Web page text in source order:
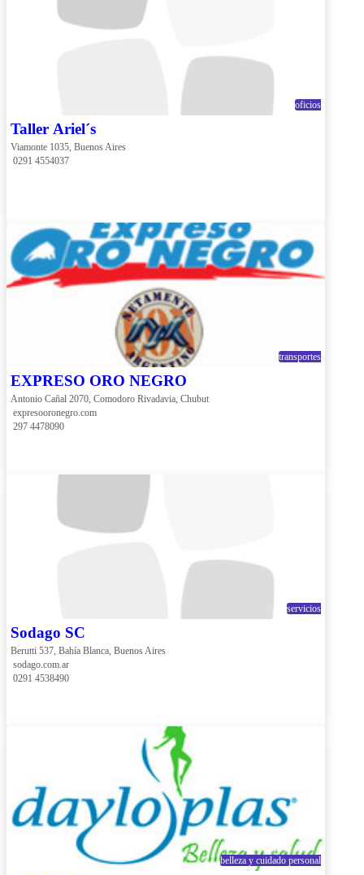
oficios
Taller Ariel´s
Viamonte 1035, Buenos Aires
0291 4554037
transportes
EXPRESO ORO NEGRO
Antonio Cañal 2070, Comodoro Rivadavia, Chubut
expresooronegro.com
297 4478090
servicios
Sodago SC
Berutti 537, Bahía Blanca, Buenos Aires
sodago.com.ar
0291 4538490
belleza y cuidado personal